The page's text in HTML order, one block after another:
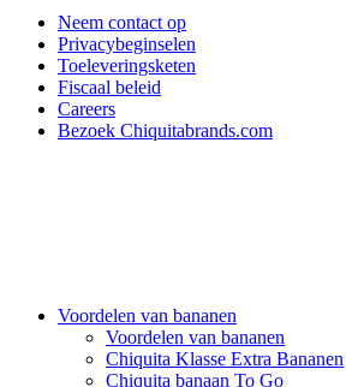
Neem contact op
Privacybeginselen
Toeleveringsketen
Fiscaal beleid
Careers
Bezoek Chiquitabrands.com
Voordelen van bananen
Voordelen van bananen
Chiquita Klasse Extra Bananen
Chiquita banaan To Go